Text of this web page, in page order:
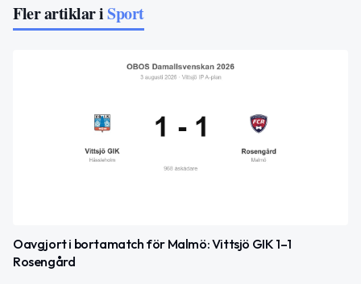
Fler artiklar iSport
Oavgjort i bortamatch för Malmö: Vittsjö GIK 1–1
Rosengård